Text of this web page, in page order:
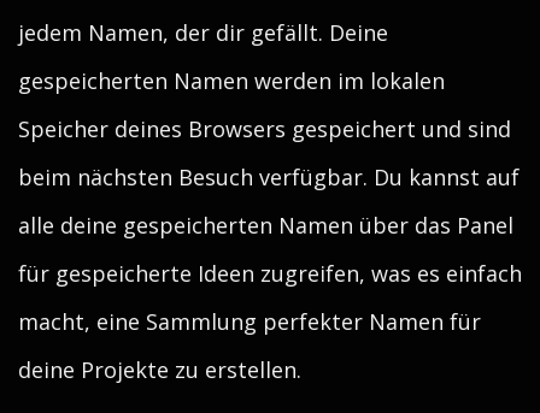
jedem Namen, der dir gefällt. Deine
gespeicherten Namen werden im lokalen
Speicher deines Browsers gespeichert und sind
beim nächsten Besuch verfügbar. Du kannst auf
alle deine gespeicherten Namen über das Panel
für gespeicherte Ideen zugreifen, was es einfach
macht, eine Sammlung perfekter Namen für
deine Projekte zu erstellen.